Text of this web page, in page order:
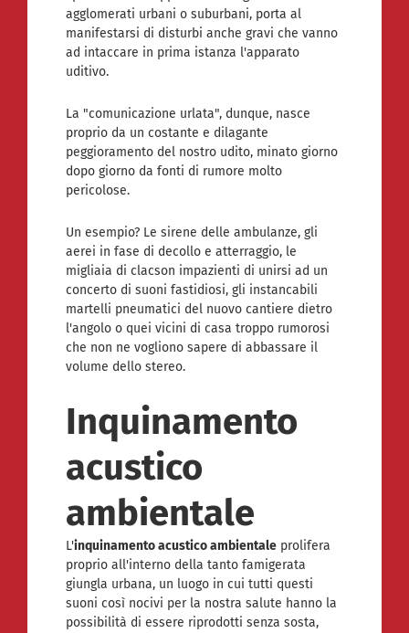
agglomerati urbani o suburbani, porta al
manifestarsi di disturbi anche gravi che vanno
ad intaccare in prima istanza l'apparato
uditivo.
La "comunicazione urlata", dunque, nasce
proprio da un costante e dilagante
peggioramento del nostro udito, minato giorno
dopo giorno da fonti di rumore molto
pericolose.
Un esempio? Le sirene delle ambulanze, gli
aerei in fase di decollo e atterraggio, le
migliaia di clacson impazienti di unirsi ad un
concerto di suoni fastidiosi, gli instancabili
martelli pneumatici del nuovo cantiere dietro
l'angolo o quei vicini di casa troppo rumorosi
che non ne vogliono sapere di abbassare il
volume dello stereo.
Inquinamento
acustico
ambientale
L'inquinamento acustico ambientale prolifera
proprio all'interno della tanto famigerata
giungla urbana, un luogo in cui tutti questi
suoni così nocivi per la nostra salute hanno la
possibilità di essere riprodotti senza sosta,